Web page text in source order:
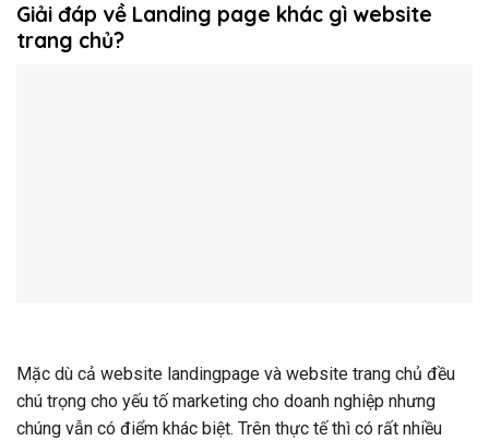
Giải đáp về Landing page khác gì website
trang chủ?
Mặc dù cả website landingpage và website trang chủ đều
chú trọng cho yếu tố marketing cho doanh nghiệp nhưng
chúng vẫn có điểm khác biệt. Trên thực tế thì có rất nhiều